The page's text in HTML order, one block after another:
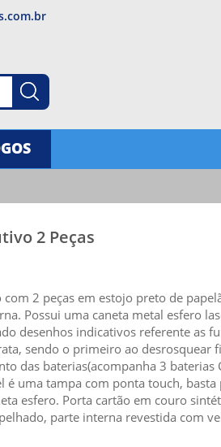
2 Peças
com 2 peças em estojo preto de
Possui uma caneta metal esfero
desenhos indicativos referente as
sendo o primeiro ao desrosquear
das baterias(acompanha 3 baterias
é uma tampa com ponta touch, basta
esfero. Porta cartão em couro
parte interna revestida com